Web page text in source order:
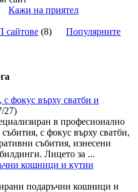
Кажи на приятел
(8) Популярните
фокус върху сватби и
27)
в професионално
с фокус върху сватби,
събития, изнесени
Лицето за ...
кошници и кутии
подаръчни кошници и